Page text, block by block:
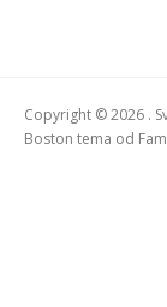
Copyright © 2026 .
Boston tema od